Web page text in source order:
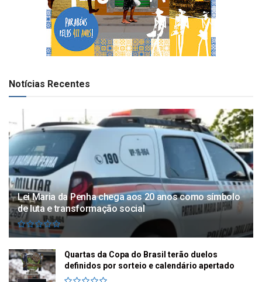
Notícias Recentes
Lei Maria da Penha chega aos 20 anos como símbolo
de luta e transformação social
Quartas da Copa do Brasil terão duelos
definidos por sorteio e calendário apertado